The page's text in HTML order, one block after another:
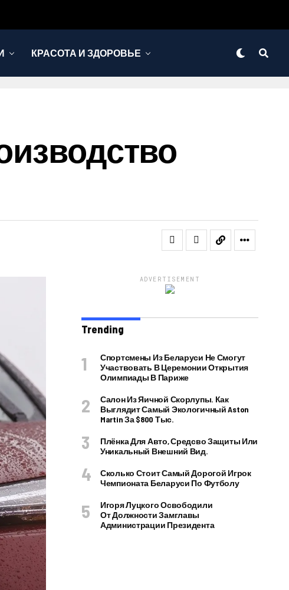
КРАСОТА И ЗДОРОВЬЕ
ADVERTISEMENT
Trending
Спортсмены Из Беларуси Не Смогут
Участвовать В Церемонии Открытия
Олимпиады В Париже
Салон Из Яичной Скорлупы. Как
Выглядит Самый Экологичный Aston
Martin За $800 Тыс.
Плёнка Для Авто, Средсво Защиты Или
Уникальный Внешний Вид.
Сколько Стоит Самый Дорогой Игрок
Чемпионата Беларуси По Футболу
Игоря Луцкого Освободили
От Должности Замглавы
Администрации Президента